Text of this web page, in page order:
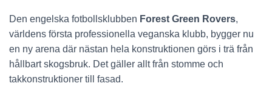
Den engelska fotbollsklubben Forest Green Rovers,
världens första professionella veganska klubb, bygger nu
en ny arena där nästan hela konstruktionen görs i trä från
hållbart skogsbruk. Det gäller allt från stomme och
takkonstruktioner till fasad.